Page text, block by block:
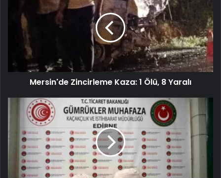
Mersin'de Zincirleme Kaza: 1 Ölü, 8 Yaralı